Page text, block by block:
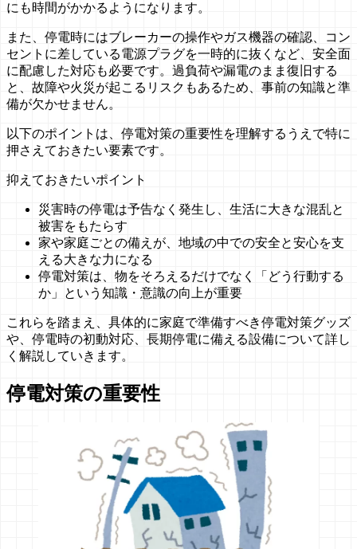
にも時間がかかるようになります。
また、停電時にはブレーカーの操作やガス機器の確認、コン
セントに差している電源プラグを一時的に抜くなど、安全面
に配慮した対応も必要です。過負荷や漏電のまま復旧する
と、故障や火災が起こるリスクもあるため、事前の知識と準
備が欠かせません。
以下のポイントは、停電対策の重要性を理解するうえで特に
押さえておきたい要素です。
抑えておきたいポイント
災害時の停電は予告なく発生し、生活に大きな混乱と
被害をもたらす
家や家庭ごとの備えが、地域の中での安全と安心を支
える大きな力になる
停電対策は、物をそろえるだけでなく「どう行動する
か」という知識・意識の向上が重要
これらを踏まえ、具体的に家庭で準備すべき停電対策グッズ
や、停電時の初動対応、長期停電に備える設備について詳し
く解説していきます。
停電対策の重要性